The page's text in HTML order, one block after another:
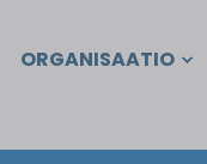
ORGANISAATIO